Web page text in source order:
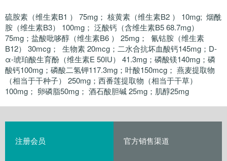
硫胺素（维生素B1 ） 75mg； 核黄素（维生素B2 ） 10mg; 烟酰
胺（维生素B3） 100mg； 泛酸钙（含维生素B5 68.7mg）
75mg；盐酸吡哆醇（维生素B6 ） 25mg； 氰钴胺（维生素
B12） 30mcg； 生物素 20mcg；二水合抗坏血酸钙145mg；D-
α-琥珀酸生育酚（维生素E 50IU） 41.3mg；磷酸镁140mg；磷
酸钙100mg；磷酸二氢钾117.3mg；叶酸150mcg； 燕麦提取物
（相当于干种子） 250mg；西番莲提取物（相当于干草）
100mg； 卵磷脂50mg； 酒石酸胆碱 25mg；肌醇25mg
注册会员 官方销售渠道